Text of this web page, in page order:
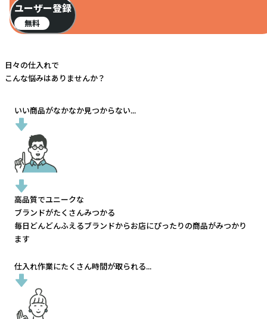
ユーザー登録
無料
日々の仕入れで
こんな悩みはありませんか？
いい商品がなかなか見つからない...
高品質でユニークな
ブランドがたくさんみつかる
毎日どんどんふえるブランドからお店にぴったりの商品がみつかり
ます
仕入れ作業にたくさん時間が取られる...